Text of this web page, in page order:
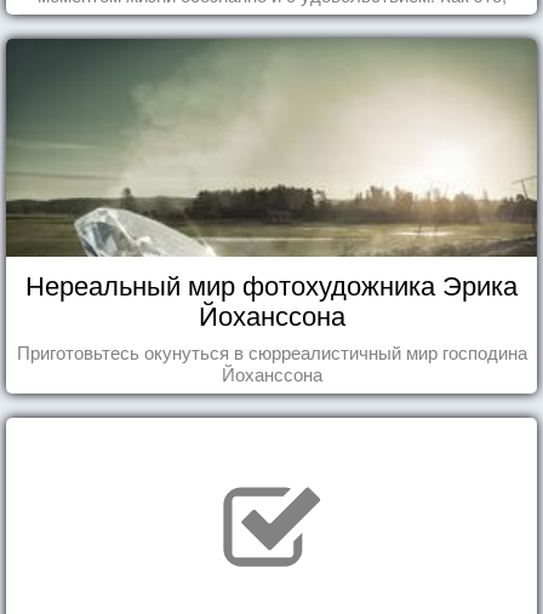
попробуем разобраться на реальных примерах.
Нереальный мир фотохудожника Эрика
Йоханссона
Приготовьтесь окунуться в сюрреалистичный мир господина
Йоханссона